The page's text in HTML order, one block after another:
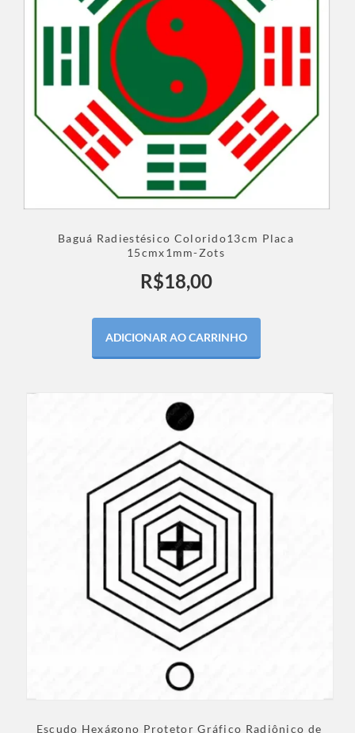
Baguá Radiestésico Colorido13cm Placa
15cmx1mm-Zots
R$18,00
ADICIONAR AO CARRINHO
Escudo Hexágono Protetor Gráfico Radiônico de